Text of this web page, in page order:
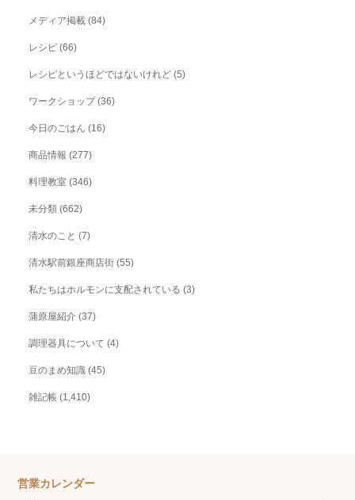
メディア掲載 (84)
レシピ (66)
レシピというほどではないけれど (5)
ワークショップ(36)
今日のごはん (16)
商品情報 (277)
料理教室 (346)
未分類 (662)
清水のこと (7)
清水駅前銀座商店街 (55)
私たちはホルモンに支配されている (3)
蒲原屋紹介 (37)
調理器具について (4)
豆のまめ知識 (45)
雑記帳 (1,410)
営業カレンダー